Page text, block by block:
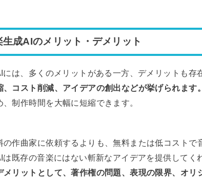
生成AIのメリット・デメリット
には、多くのメリットがある一方、デメリットも存
、コスト削減、アイデアの創出などが挙げられます。
、制作時間を大幅に短縮できます。
の作曲家に依頼するよりも、無料または低コストで
は既存の音楽にはない斬新なアイデアを提供してく
メリットとして、著作権の問題、表現の限界、オリ